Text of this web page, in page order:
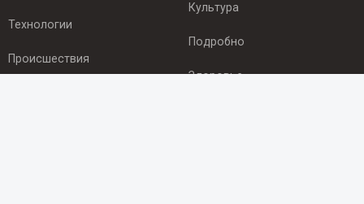
Технологии
Происшествия
Культура
Подробно
Здоровье